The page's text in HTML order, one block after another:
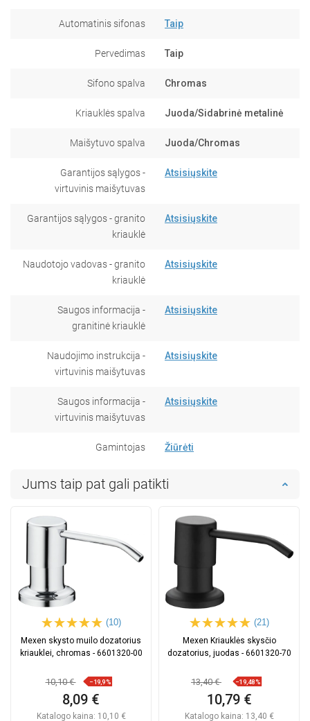
Automatinis sifonas Taip
Pervedimas Taip
Sifono spalva Chromas
Kriauklės spalva Juoda/Sidabrinė metalinė
Maišytuvo spalva Juoda/Chromas
Garantijos sąlygos -
virtuvinis maišytuvas
Atsisiųskite
Garantijos sąlygos - granito
kriauklė
Atsisiųskite
Naudotojo vadovas - granito
kriauklė
Atsisiųskite
Saugos informacija -
granitinė kriauklė
Atsisiųskite
Naudojimo instrukcija -
virtuvinis maišytuvas
Atsisiųskite
Saugos informacija -
virtuvinis maišytuvas
Atsisiųskite
Gamintojas Žiūrėti
Jums taip pat gali patikti
(10)
Mexen skysto muilo dozatorius
kriauklei, chromas - 6601320-00
10,10 € −19,9%
8,09 €
Katalogo kaina: 10,10 €
(21)
Mexen Kriauklės skysčio
dozatorius, juodas - 6601320-70
13,40 € −19,48%
10,79 €
Katalogo kaina: 13,40 €